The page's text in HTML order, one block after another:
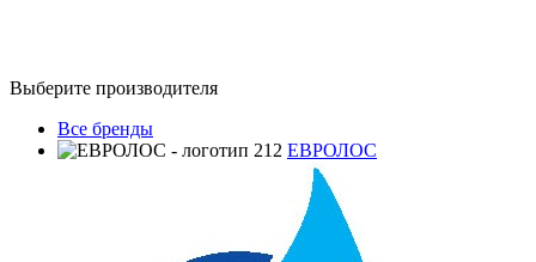
Выберите производителя
Все бренды
ЕВРОЛОС